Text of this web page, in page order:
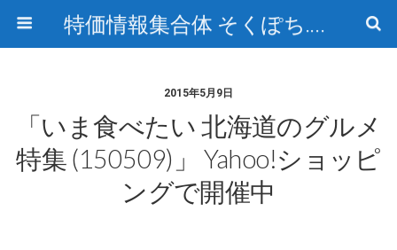
特価情報集合体 そくぽち.com
2015年5月9日
「いま食べたい 北海道のグルメ
特集 (150509)」 Yahoo!ショッピ
ングで開催中